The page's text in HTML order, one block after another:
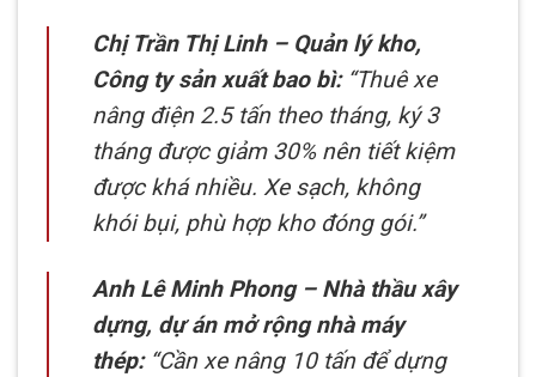
Chị Trần Thị Linh – Quản lý kho,
Công ty sản xuất bao bì:“Thuê xe
nâng điện 2.5 tấn theo tháng, ký 3
tháng được giảm 30% nên tiết kiệm
được khá nhiều. Xe sạch, không
khói bụi, phù hợp kho đóng gói.”
Anh Lê Minh Phong – Nhà thầu xây
dựng, dự án mở rộng nhà máy
thép:“Cần xe nâng 10 tấn để dựng